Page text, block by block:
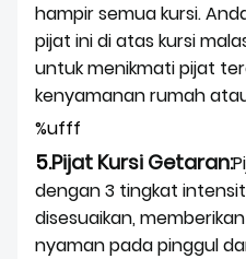
hampir semua kursi.
pijat ini di atas kursi
untuk menikmati pijat
kenyamanan rumah
%ufff
5.Pijat Kursi Getaran:
dengan 3 tingkat
disesuaikan,
nyaman pada pinggul